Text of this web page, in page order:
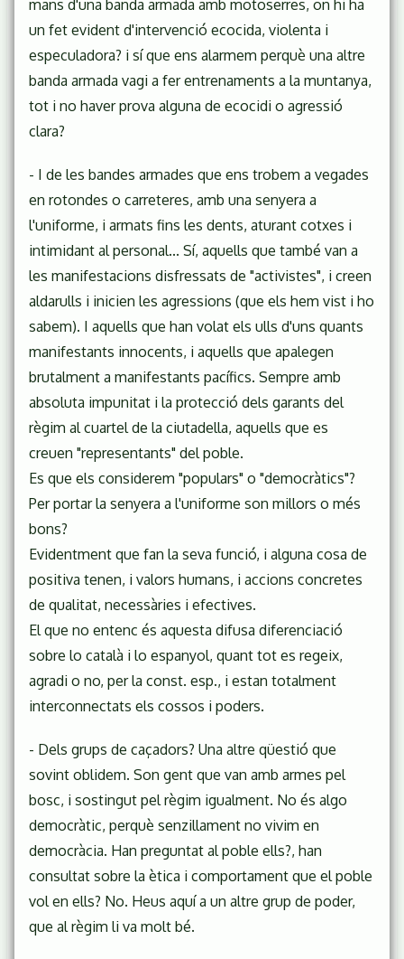
mans d'una banda armada amb motoserres, on hi ha
un fet evident d'intervenció ecocida, violenta i
especuladora? i sí que ens alarmem perquè una altre
banda armada vagi a fer entrenaments a la muntanya,
tot i no haver prova alguna de ecocidi o agressió
clara?
- I de les bandes armades que ens trobem a vegades
en rotondes o carreteres, amb una senyera a
l'uniforme, i armats fins les dents, aturant cotxes i
intimidant al personal... Sí, aquells que també van a
les manifestacions disfressats de "activistes", i creen
aldarulls i inicien les agressions (que els hem vist i ho
sabem). I aquells que han volat els ulls d'uns quants
manifestants innocents, i aquells que apalegen
brutalment a manifestants pacífics. Sempre amb
absoluta impunitat i la protecció dels garants del
règim al cuartel de la ciutadella, aquells que es
creuen "representants" del poble.
Es que els considerem "populars" o "democràtics"?
Per portar la senyera a l'uniforme son millors o més
bons?
Evidentment que fan la seva funció, i alguna cosa de
positiva tenen, i valors humans, i accions concretes
de qualitat, necessàries i efectives.
El que no entenc és aquesta difusa diferenciació
sobre lo català i lo espanyol, quant tot es regeix,
agradi o no, per la const. esp., i estan totalment
interconnectats els cossos i poders.
- Dels grups de caçadors? Una altre qüestió que
sovint oblidem. Son gent que van amb armes pel
bosc, i sostingut pel règim igualment. No és algo
democràtic, perquè senzillament no vivim en
democràcia. Han preguntat al poble ells?, han
consultat sobre la ètica i comportament que el poble
vol en ells? No. Heus aquí a un altre grup de poder,
que al règim li va molt bé.